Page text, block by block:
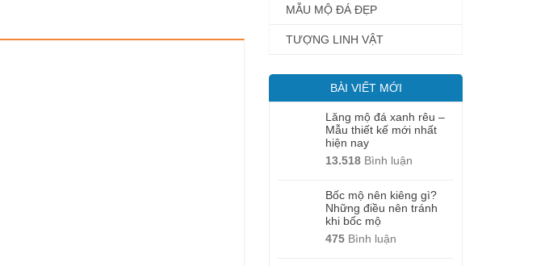
MẪU MỘ ĐÁ ĐẸP
TƯỢNG LINH VẬT
BÀI VIẾT MỚI
Lăng mộ đá xanh rêu –
Mẫu thiết kế mới nhất
hiện nay
13.518 Bình luận
Bốc mộ nên kiêng gì?
Những điều nên tránh
khi bốc mộ
475 Bình luận